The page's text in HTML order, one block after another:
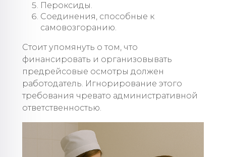
Пероксиды.
Соединения, способные к
самовозгоранию.
Стоит упомянуть о том, что
финансировать и организовывать
предрейсовые осмотры должен
работодатель. Игнорирование этого
требования чревато административной
ответственностью.